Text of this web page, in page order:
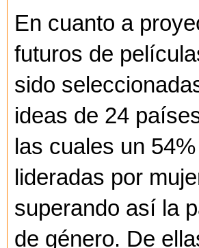
En cuanto a
futuros de
sido
ideas de 24
las cuales un
lideradas por
superando así la
de género. De